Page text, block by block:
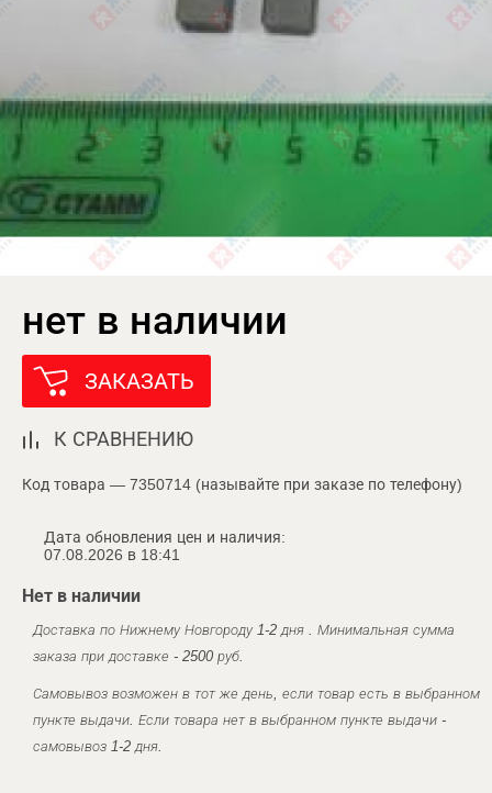
нет в наличии
ЗАКАЗАТЬ
К СРАВНЕНИЮ
Код товара — 7350714 (называйте при заказе по телефону)
Дата обновления цен и наличия:
07.08.2026 в 18:41
Нет в наличии
Доставка по Нижнему Новгороду 1-2 дня . Минимальная сумма
заказа при доставке - 2500 руб.
Самовывоз возможен в тот же день, если товар есть в выбранном
пункте выдачи. Если товара нет в выбранном пункте выдачи -
самовывоз 1-2 дня.